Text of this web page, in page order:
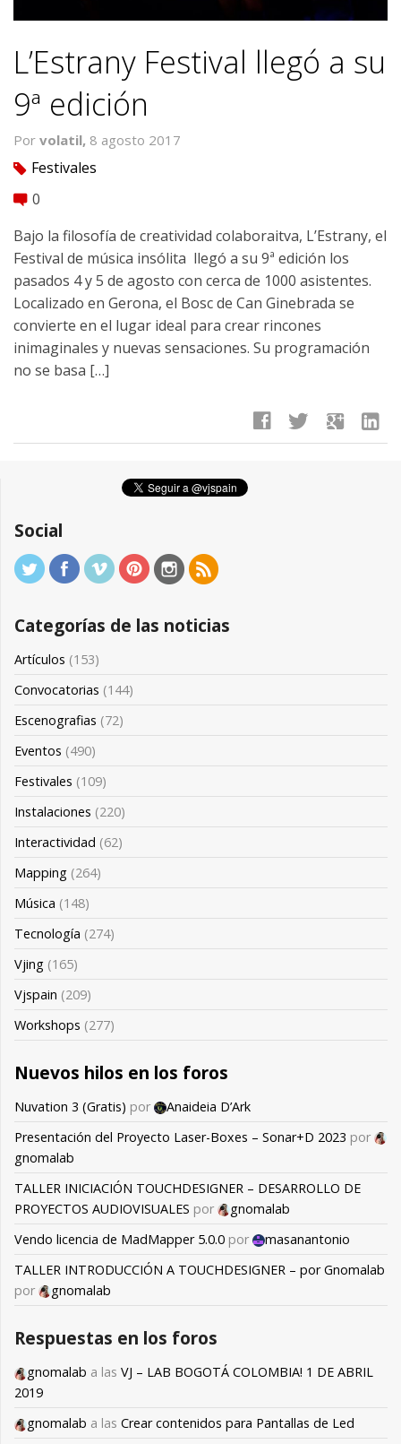
L’Estrany Festival llegó a su
9ª edición
Por volatil, 8 agosto 2017
tag Festivales
comment 0
Bajo la filosofía de creatividad colaboraitva, L’Estrany, el
Festival de música insólita llegó a su 9ª edición los
pasados 4 y 5 de agosto con cerca de 1000 asistentes.
Localizado en Gerona, el Bosc de Can Ginebrada se
convierte en el lugar ideal para crear rincones
inimaginales y nuevas sensaciones. Su programación
no se basa […]
facebook twitter google linkedin
Social
Categorías de las noticias
Artículos (153)
Convocatorias (144)
Escenografias (72)
Eventos (490)
Festivales (109)
Instalaciones (220)
Interactividad (62)
Mapping (264)
Música (148)
Tecnología (274)
Vjing (165)
Vjspain (209)
Workshops (277)
Nuevos hilos en los foros
Nuvation 3 (Gratis) por
Anaideia D’Ark
Presentación del Proyecto Laser-Boxes – Sonar+D 2023 por
gnomalab
TALLER INICIACIÓN TOUCHDESIGNER – DESARROLLO DE
PROYECTOS AUDIOVISUALES por
gnomalab
Vendo licencia de MadMapper 5.0.0 por
masanantonio
TALLER INTRODUCCIÓN A TOUCHDESIGNER – por Gnomalab
por
gnomalab
Respuestas en los foros
gnomalab a las VJ – LAB BOGOTÁ COLOMBIA! 1 DE ABRIL
2019
gnomalab a las Crear contenidos para Pantallas de Led